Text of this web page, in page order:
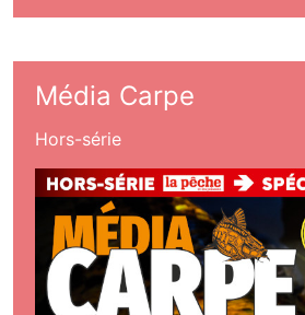
Média Carpe
Hors-série